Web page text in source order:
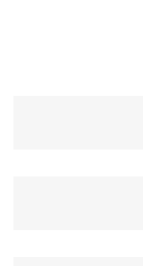
Görüş ve
Ürün bilgilerinde